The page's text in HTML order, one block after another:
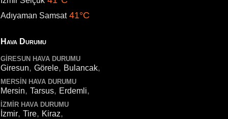
Adıyaman Samsat 41°C
Hava Durumu
GIRESUN HAVA DURUMU
Giresun, Görele, Bulancak,
MERSIN HAVA DURUMU
Mersin, Tarsus, Erdemli,
İZMIR HAVA DURUMU
İzmir, Tire, Kiraz,